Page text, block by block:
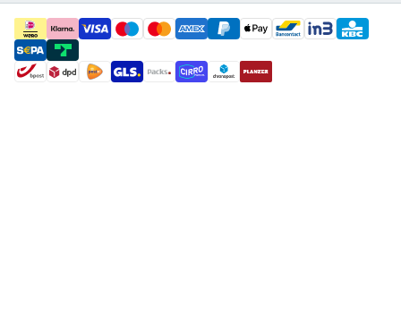
payment methods
shipment methods